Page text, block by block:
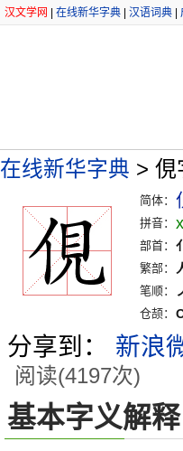
汉文学网 在线新华字典 汉语词典
在线新华字典 > 俔
简体：
拼音：
部首： 亻
繁部：
笔顺：
仓颉：
分享到： 新浪
阅读(4197次)
基本字义解释